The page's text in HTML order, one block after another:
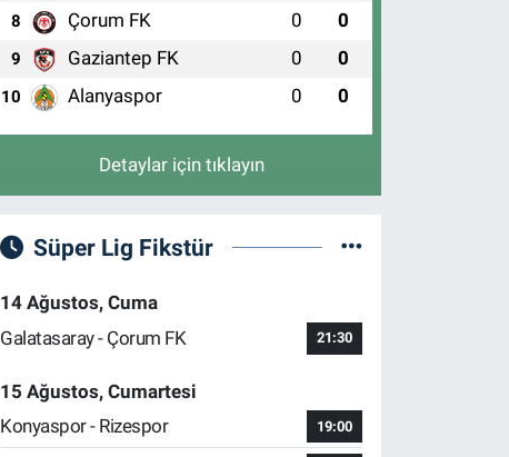
8 Çorum FK 0 0
9 Gaziantep FK 0 0
10 Alanyaspor 0 0
Detaylar için tıklayın
Süper Lig Fikstür
14 Ağustos, Cuma
Galatasaray - Çorum FK
21:30
15 Ağustos, Cumartesi
Konyaspor - Rizespor
19:00